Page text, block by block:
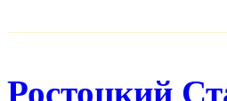
Ростоцкий